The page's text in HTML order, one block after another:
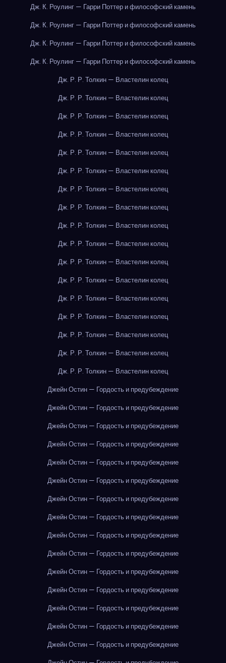
Дж. К. Роулинг — Гарри Поттер и философский камень
Дж. К. Роулинг — Гарри Поттер и философский камень
Дж. К. Роулинг — Гарри Поттер и философский камень
Дж. К. Роулинг — Гарри Поттер и философский камень
Дж. Р. Р. Толкин — Властелин колец
Дж. Р. Р. Толкин — Властелин колец
Дж. Р. Р. Толкин — Властелин колец
Дж. Р. Р. Толкин — Властелин колец
Дж. Р. Р. Толкин — Властелин колец
Дж. Р. Р. Толкин — Властелин колец
Дж. Р. Р. Толкин — Властелин колец
Дж. Р. Р. Толкин — Властелин колец
Дж. Р. Р. Толкин — Властелин колец
Дж. Р. Р. Толкин — Властелин колец
Дж. Р. Р. Толкин — Властелин колец
Дж. Р. Р. Толкин — Властелин колец
Дж. Р. Р. Толкин — Властелин колец
Дж. Р. Р. Толкин — Властелин колец
Дж. Р. Р. Толкин — Властелин колец
Дж. Р. Р. Толкин — Властелин колец
Дж. Р. Р. Толкин — Властелин колец
Джейн Остин — Гордость и предубеждение
Джейн Остин — Гордость и предубеждение
Джейн Остин — Гордость и предубеждение
Джейн Остин — Гордость и предубеждение
Джейн Остин — Гордость и предубеждение
Джейн Остин — Гордость и предубеждение
Джейн Остин — Гордость и предубеждение
Джейн Остин — Гордость и предубеждение
Джейн Остин — Гордость и предубеждение
Джейн Остин — Гордость и предубеждение
Джейн Остин — Гордость и предубеждение
Джейн Остин — Гордость и предубеждение
Джейн Остин — Гордость и предубеждение
Джейн Остин — Гордость и предубеждение
Джейн Остин — Гордость и предубеждение